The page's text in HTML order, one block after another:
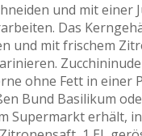
und mit einer
Das
und mit frischem
ohne Fett in
Bund Basilikum
Supermarkt erhält,